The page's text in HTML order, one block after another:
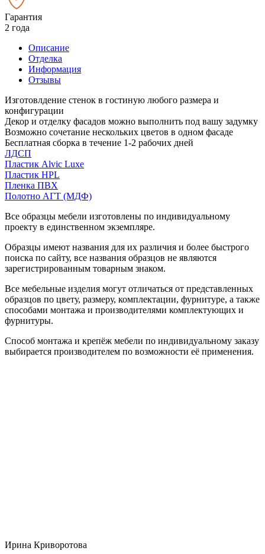
Гарантия
2 года
Описание
Отделка
Информация
Отзывы
Изготовлдение стенок в гостиную любого размера и
конфигурации
Декор и отделку фасадов можно выполнить под вашу задумку
Возможно сочетание нескольких цветов в одном фасаде
Бесплатная сборка в течение 1-2 рабочих дней
ЛДСП
Пластик Alvic Luxe
Пластик HPL
Пленка ПВХ
Полотно АГТ (МДФ)
Все образцы мебели изготовлены по индивидуальному
проекту в единственном экземпляре.
Образцы имеют названия для их различия и более быстрого
поиска по сайту, все названия образцов не являются
зарегистрированным товарным знаком.
Все мебельные изделия могут отличаться от представленных
образцов по цвету, размеру, комплектации, фурнитуре, а также
способами монтажа и производителями комплектующих и
фурнитуры.
Способ монтажа и крепёж мебели по индивидуальному заказу
выбирается производителем по возможности её применения.
Ирина Криворотова